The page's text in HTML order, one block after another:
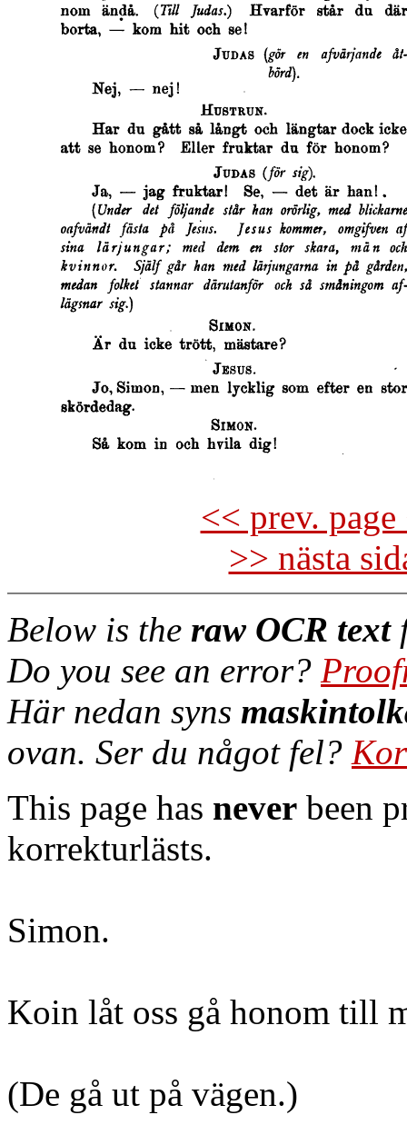
<< prev.
>> nästa
Below is the raw OCR text
Do you see an error?
Här nedan syns
ovan. Ser du något fel?
This page has never been
korrekturlästs.
Simon.
Koin låt oss gå honom till
(De gå ut på vägen.)